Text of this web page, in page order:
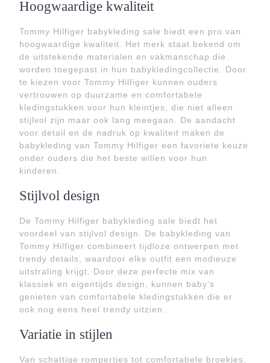
Hoogwaardige kwaliteit
Tommy Hilfiger babykleding sale biedt een pro van
hoogwaardige kwaliteit. Het merk staat bekend om
de uitstekende materialen en vakmanschap die
worden toegepast in hun babykledingcollectie. Door
te kiezen voor Tommy Hilfiger kunnen ouders
vertrouwen op duurzame en comfortabele
kledingstukken voor hun kleintjes, die niet alleen
stijlvol zijn maar ook lang meegaan. De aandacht
voor detail en de nadruk op kwaliteit maken de
babykleding van Tommy Hilfiger een favoriete keuze
onder ouders die het beste willen voor hun
kinderen.
Stijlvol design
De Tommy Hilfiger babykleding sale biedt het
voordeel van stijlvol design. De babykleding van
Tommy Hilfiger combineert tijdloze ontwerpen met
trendy details, waardoor elke outfit een modieuze
uitstraling krijgt. Door deze perfecte mix van
klassiek en eigentijds design, kunnen baby’s
genieten van comfortabele kledingstukken die er
ook nog eens heel trendy uitzien.
Variatie in stijlen
Van schattige rompertjes tot comfortabele broekjes,